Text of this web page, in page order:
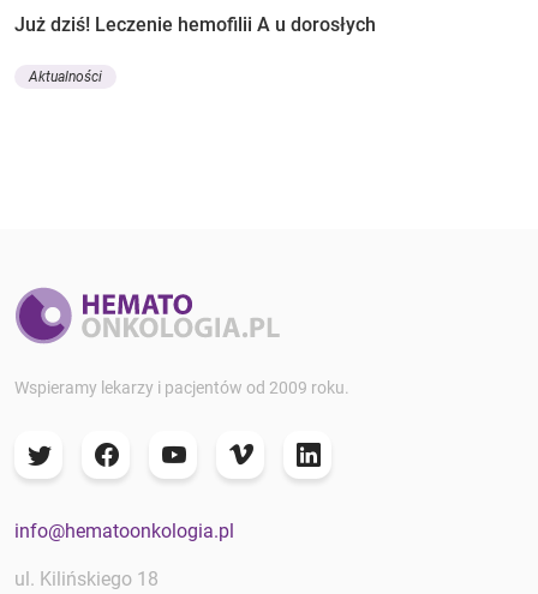
Już dziś! Leczenie hemofilii A u dorosłych
Aktualności
Wspieramy lekarzy i pacjentów od 2009 roku.
info@hematoonkologia.pl
ul. Kilińskiego 18